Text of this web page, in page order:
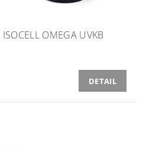
OMEGA UVKB
DETAIL